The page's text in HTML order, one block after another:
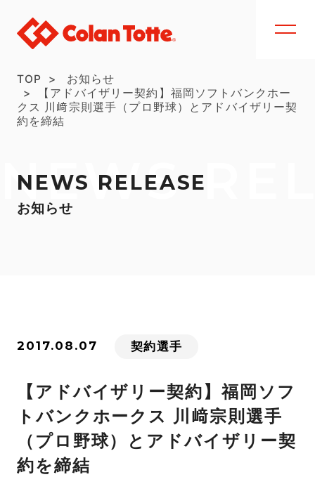
TOP
お知らせ
【アドバイザリー契約】福岡ソフトバンクホー
クス 川﨑宗則選手（プロ野球）とアドバイザリー契
約を締結
NEWS RELEASE
お知らせ
NEWS
2017.08.07 契約選手
【アドバイザリー契約】福岡ソフ
トバンクホークス 川﨑宗則選手
（プロ野球）とアドバイザリー契
約を締結